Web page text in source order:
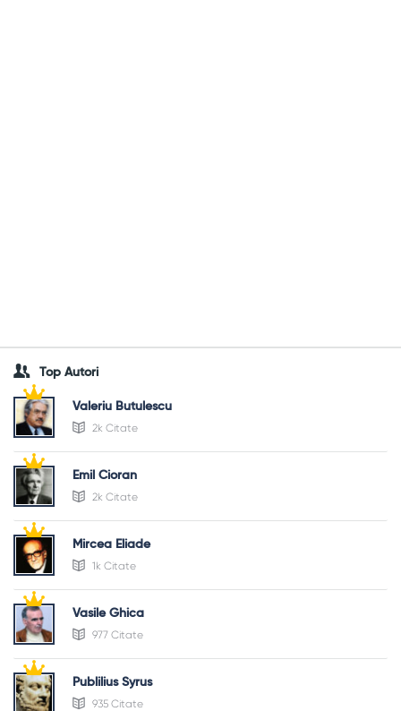
Top Autori
Valeriu Butulescu
2k Citate
Emil Cioran
2k Citate
Mircea Eliade
1k Citate
Vasile Ghica
977 Citate
Publilius Syrus
935 Citate